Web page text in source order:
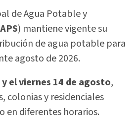
de Agua Potable y
) mantiene vigente su
de agua potable para
agosto de 2026.
el viernes 14 de agosto,
colonias y residenciales
en diferentes horarios.